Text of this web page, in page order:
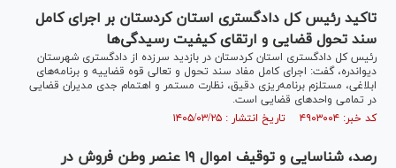
تاکید رئیس کل دادگستری استان کردستان بر اجرای کامل
سند تحول قضایی و ارتقای کیفیت رسیدگی‌ها
رئیس کل دادگستری استان کردستان در بازدید سرزده از دادگستری شهرستان
دیواندره، گفت: اجرای کامل مفاد سند تحول و تعالی قوه قضاییه و برنامه‌های
ابلاغی، مستلزم برنامه‌ریزی دقیق، نظارت مستمر و اهتمام جدی مدیران قضایی
در تمامی واحد‌های قضایی است.
کد خبر: ۴۹۰۳۰۰۴ تاریخ انتشار : ۱۴۰۵/۰۳/۲۵
رصد، شناسایی و توقیف اموال ۱۹ عنصر وطن فروش در